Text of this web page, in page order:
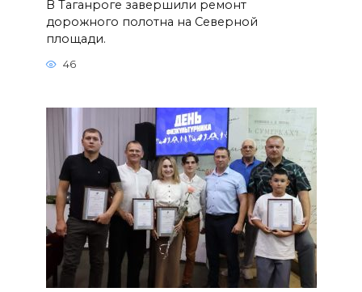
В Таганроге завершили ремонт
дорожного полотна на Северной
площади.
46